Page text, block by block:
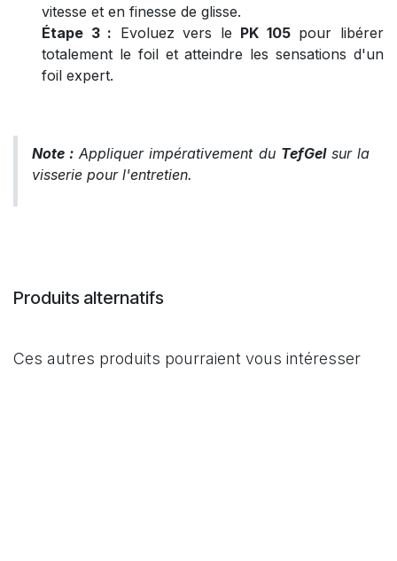
vitesse et en finesse de glisse.
Étape 3 : Evoluez vers le PK 105pour libérer
totalement le foil et atteindre les sensations d'un
foil expert.
Note : Appliquer impérativement du TefGelsur la
visserie pour l'entretien.
Produits alternatifs
Ces autres produits pourraient vous intéresser